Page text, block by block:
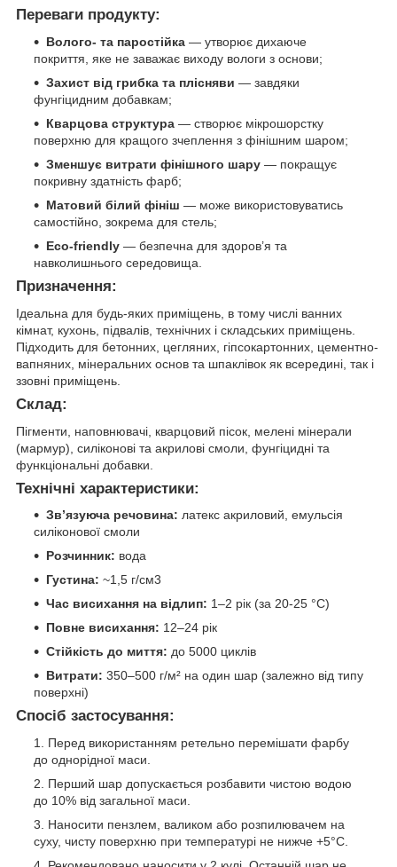
Переваги продукту:
Волого- та паростійка — утворює дихаюче
покриття, яке не заважає виходу вологи з основи;
Захист від грибка та плісняви — завдяки
фунгіцидним добавкам;
Кварцова структура — створює мікрошорстку
поверхню для кращого зчеплення з фінішним шаром;
Зменшує витрати фінішного шару — покращує
покривну здатність фарб;
Матовий білий фініш — може використовуватись
самостійно, зокрема для стель;
Eco-friendly — безпечна для здоров’я та
навколишнього середовища.
Призначення:
Ідеальна для будь-яких приміщень, в тому числі ванних
кімнат, кухонь, підвалів, технічних і складських приміщень.
Підходить для бетонних, цегляних, гіпсокартонних, цементно-
вапняних, мінеральних основ та шпаклівок як всередині, так і
ззовні приміщень.
Склад:
Пігменти, наповнювачі, кварцовий пісок, мелені мінерали
(мармур), силіконові та акрилові смоли, фунгіцидні та
функціональні добавки.
Технічні характеристики:
Зв’язуюча речовина: латекс акриловий, емульсія
силіконової смоли
Розчинник: вода
Густина: ~1,5 г/см3
Час висихання на відлип: 1–2 рік (за 20-25 °C)
Повне висихання: 12–24 рік
Стійкість до миття: до 5000 циклів
Витрати: 350–500 г/м² на один шар (залежно від типу
поверхні)
Спосіб застосування:
Перед використанням ретельно перемішати фарбу
до однорідної маси.
Перший шар допускається розбавити чистою водою
до 10% від загальної маси.
Наносити пензлем, валиком або розпилювачем на
суху, чисту поверхню при температурі не нижче +5°C.